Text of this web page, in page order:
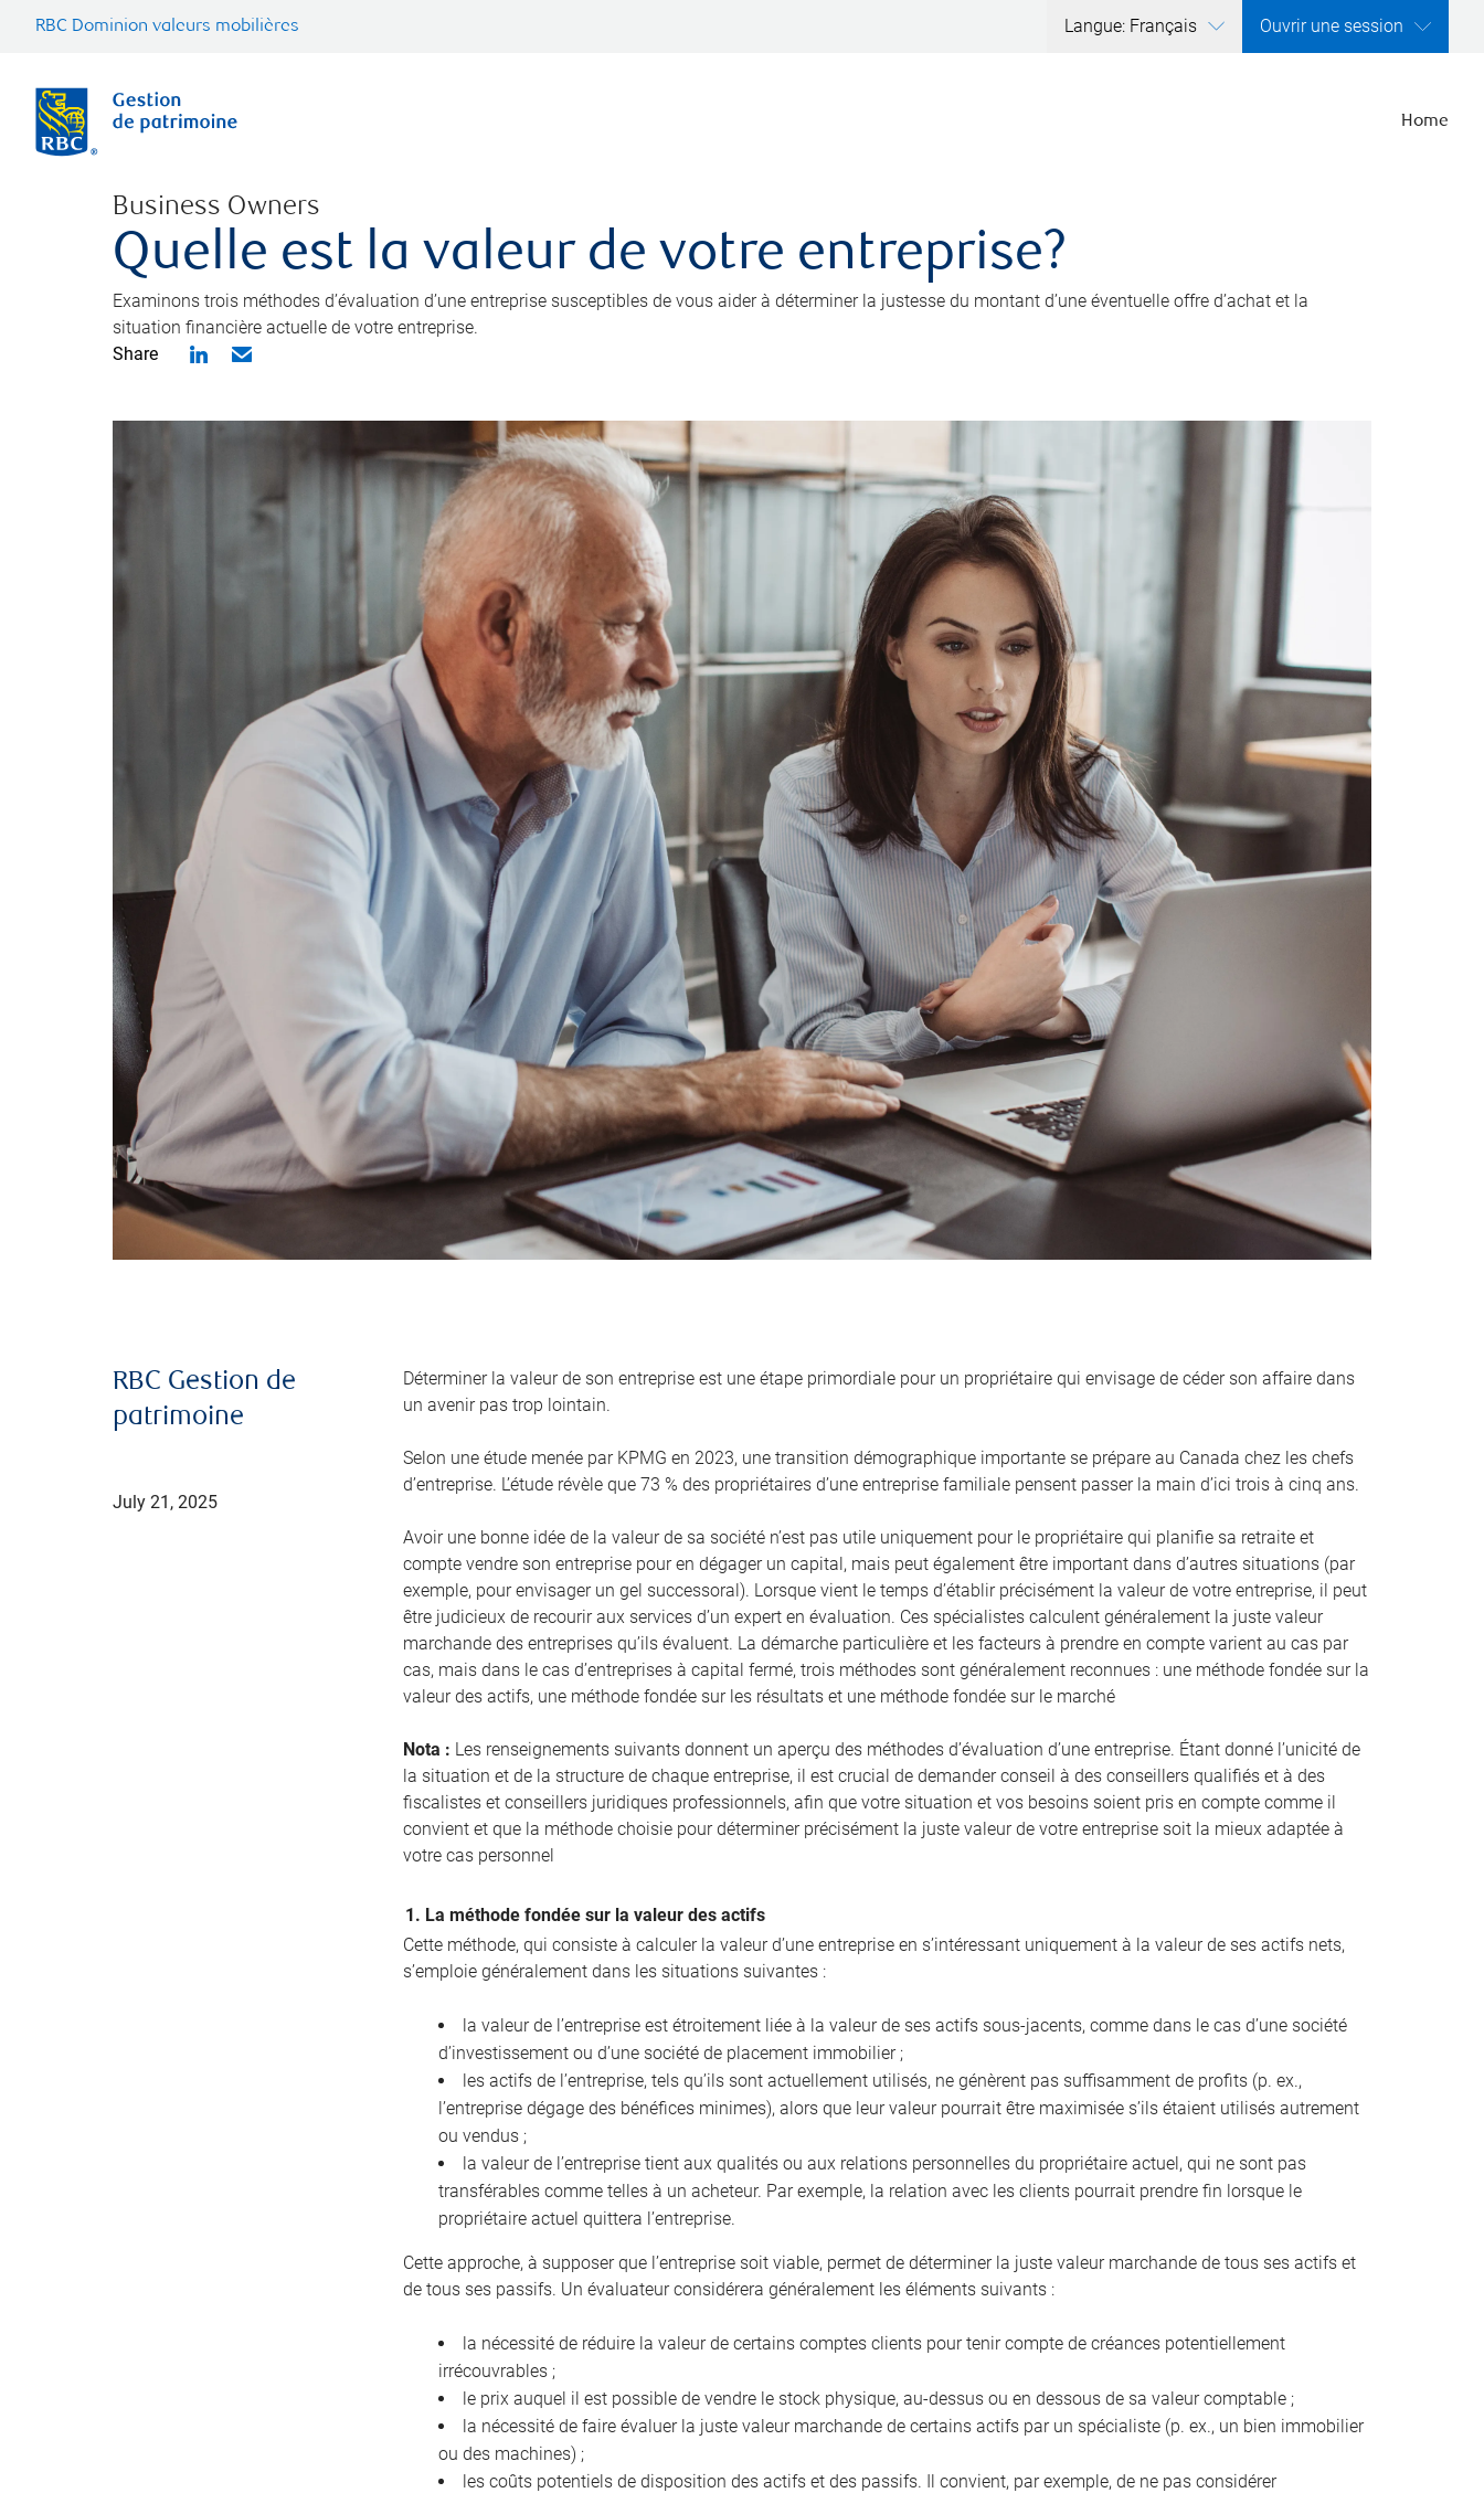
RBC Dominion valeurs mobilières Langue: Français Ouvrir une session
Home
Business Owners
Quelle est la valeur de votre entreprise?
Examinons trois méthodes d’évaluation d’une entreprise susceptibles de vous aider à déterminer la justesse du montant d’une éventuelle offre d’achat et la
situation financière actuelle de votre entreprise.
Share
RBC Gestion de
patrimoine
July 21, 2025
Déterminer la valeur de son entreprise est une étape primordiale pour un propriétaire qui envisage de céder son affaire dans
un avenir pas trop lointain.
Selon une étude menée par KPMG en 2023, une transition démographique importante se prépare au Canada chez les chefs
d’entreprise. L’étude révèle que 73 % des propriétaires d’une entreprise familiale pensent passer la main d’ici trois à cinq ans.
Avoir une bonne idée de la valeur de sa société n’est pas utile uniquement pour le propriétaire qui planifie sa retraite et
compte vendre son entreprise pour en dégager un capital, mais peut également être important dans d’autres situations (par
exemple, pour envisager un gel successoral). Lorsque vient le temps d’établir précisément la valeur de votre entreprise, il peut
être judicieux de recourir aux services d’un expert en évaluation. Ces spécialistes calculent généralement la juste valeur
marchande des entreprises qu’ils évaluent. La démarche particulière et les facteurs à prendre en compte varient au cas par
cas, mais dans le cas d’entreprises à capital fermé, trois méthodes sont généralement reconnues : une méthode fondée sur la
valeur des actifs, une méthode fondée sur les résultats et une méthode fondée sur le marché
Nota : Les renseignements suivants donnent un aperçu des méthodes d’évaluation d’une entreprise. Étant donné l’unicité de
la situation et de la structure de chaque entreprise, il est crucial de demander conseil à des conseillers qualifiés et à des
fiscalistes et conseillers juridiques professionnels, afin que votre situation et vos besoins soient pris en compte comme il
convient et que la méthode choisie pour déterminer précisément la juste valeur de votre entreprise soit la mieux adaptée à
votre cas personnel
1. La méthode fondée sur la valeur des actifs
Cette méthode, qui consiste à calculer la valeur d’une entreprise en s’intéressant uniquement à la valeur de ses actifs nets,
s’emploie généralement dans les situations suivantes :
la valeur de l’entreprise est étroitement liée à la valeur de ses actifs sous-jacents, comme dans le cas d’une société
d’investissement ou d’une société de placement immobilier ;
les actifs de l’entreprise, tels qu’ils sont actuellement utilisés, ne génèrent pas suffisamment de profits (p. ex.,
l’entreprise dégage des bénéfices minimes), alors que leur valeur pourrait être maximisée s’ils étaient utilisés autrement
ou vendus ;
la valeur de l’entreprise tient aux qualités ou aux relations personnelles du propriétaire actuel, qui ne sont pas
transférables comme telles à un acheteur. Par exemple, la relation avec les clients pourrait prendre fin lorsque le
propriétaire actuel quittera l’entreprise.
Cette approche, à supposer que l’entreprise soit viable, permet de déterminer la juste valeur marchande de tous ses actifs et
de tous ses passifs. Un évaluateur considérera généralement les éléments suivants :
la nécessité de réduire la valeur de certains comptes clients pour tenir compte de créances potentiellement
irrécouvrables ;
le prix auquel il est possible de vendre le stock physique, au-dessus ou en dessous de sa valeur comptable ;
la nécessité de faire évaluer la juste valeur marchande de certains actifs par un spécialiste (p. ex., un bien immobilier
ou des machines) ;
les coûts potentiels de disposition des actifs et des passifs. Il convient, par exemple, de ne pas considérer